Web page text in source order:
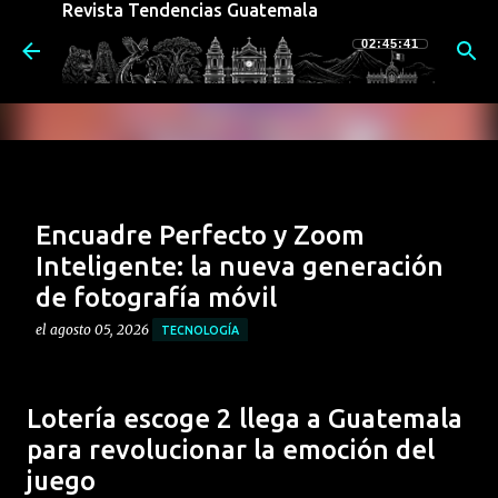
Revista Tendencias Guatemala
02:45:42
Encuadre Perfecto y Zoom
Inteligente: la nueva generación
de fotografía móvil
el agosto 05, 2026 TECNOLOGÍA
sólo destaca por sus componentes físicos, sino por la
integración de funciones inteligentes diseñadas para
aprovechar al máximo su formato plegable,
Lotería escoge 2 llega a Guatemala
para revolucionar la emoción del
juego